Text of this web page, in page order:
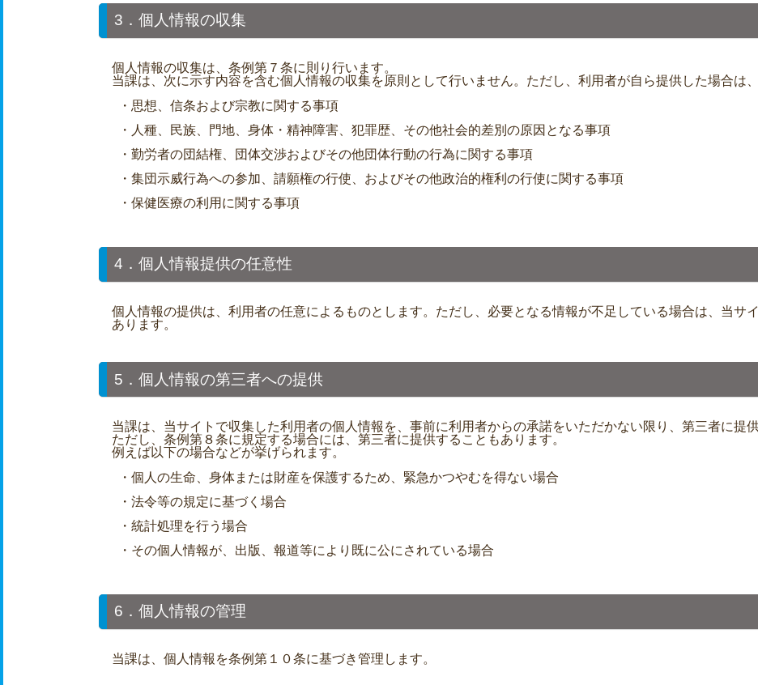
3．個人情報の収集
個人情報の収集は、条例第７条に則り行います。
当課は、次に示す内容を含む個人情報の収集を原則として行いません。ただし、利用者が自ら提供した場合は
・思想、信条および宗教に関する事項
・人種、民族、門地、身体・精神障害、犯罪歴、その他社会的差別の原因となる事項
・勤労者の団結権、団体交渉およびその他団体行動の行為に関する事項
・集団示威行為への参加、請願権の行使、およびその他政治的権利の行使に関する事項
・保健医療の利用に関する事項
4．個人情報提供の任意性
個人情報の提供は、利用者の任意によるものとします。ただし、必要となる情報が不足している場合は、当サ
あります。
5．個人情報の第三者への提供
当課は、当サイトで収集した利用者の個人情報を、事前に利用者からの承諾をいただかない限り、第三者に提供
ただし、条例第８条に規定する場合には、第三者に提供することもあります。
例えば以下の場合などが挙げられます。
・個人の生命、身体または財産を保護するため、緊急かつやむを得ない場合
・法令等の規定に基づく場合
・統計処理を行う場合
・その個人情報が、出版、報道等により既に公にされている場合
6．個人情報の管理
当課は、個人情報を条例第１０条に基づき管理します。